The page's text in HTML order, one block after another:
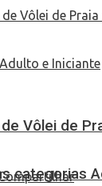
Vôlei de
categorias